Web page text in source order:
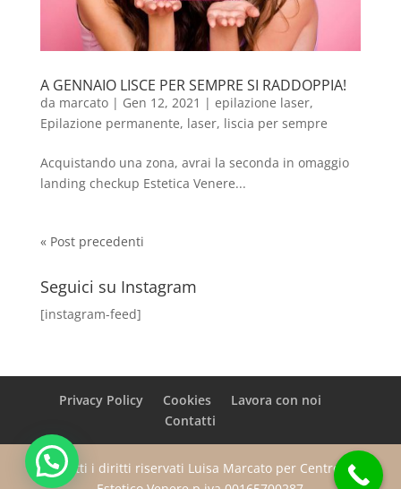
A GENNAIO LISCE PER SEMPRE SI RADDOPPIA!
da marcato| Gen 12, 2021 | epilazione laser,
Epilazione permanente, laser, liscia per sempre
Acquistando una zona, avrai la seconda in omaggio
landing checkup Estetica Venere...
« Post precedenti
Seguici su Instagram
[instagram-feed]
Privacy Policy Cookies
Lavora con noi
Contatti
Tutti i diritti riservati Luisa Marcato per Centro